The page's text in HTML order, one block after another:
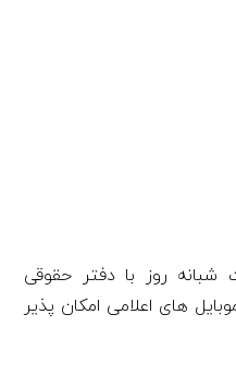
شبانه روز با دفتر حقوقی
های اعلامی امکان پذیر